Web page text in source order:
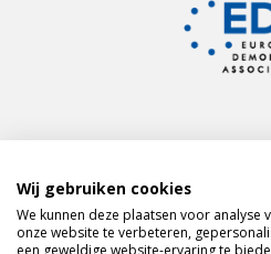
Meld je aan voor de
VERAS nieuwsbrief
Wij gebruiken cookies
We kunnen deze plaatsen voor analyse
onze website te verbeteren,
een geweldige website-ervaring te